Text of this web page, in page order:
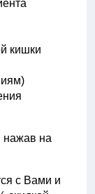
кишки
нажав на
с Вами и